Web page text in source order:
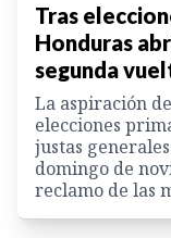
Tras
Honduras
segunda
La aspiración
elecciones
justas
domingo de
reclamo de las